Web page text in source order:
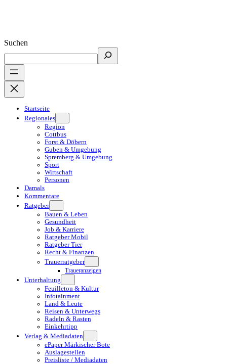
Suchen
Startseite
Regionales
Region
Cottbus
Forst & Döbern
Guben & Umgebung
Spremberg & Umgebung
Sport
Wirtschaft
Personen
Damals
Kommentare
Ratgeber
Bauen & Leben
Gesundheit
Job & Karriere
Ratgeber Mobil
Ratgeber Tier
Recht & Finanzen
Trauerratgeber
Traueranzeigen
Unterhaltung
Feuilleton & Kultur
Infotainment
Land & Leute
Reisen & Unterwegs
Radeln & Rasten
Einkehrtipp
Verlag & Mediadaten
ePaper Märkischer Bote
Auslagestellen
Preisliste / Mediadaten